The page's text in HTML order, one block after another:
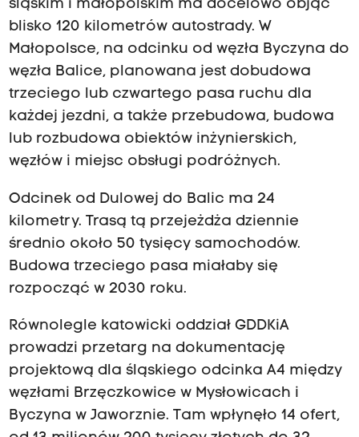
śląskim i małopolskim ma docelowo objąć
blisko 120 kilometrów autostrady. W
Małopolsce, na odcinku od węzła Byczyna do
węzła Balice, planowana jest dobudowa
trzeciego lub czwartego pasa ruchu dla
każdej jezdni, a także przebudowa, budowa
lub rozbudowa obiektów inżynierskich,
węzłów i miejsc obsługi podróżnych.
Odcinek od Dulowej do Balic ma 24
kilometry. Trasą tą przejeżdża dziennie
średnio około 50 tysięcy samochodów.
Budowa trzeciego pasa miałaby się
rozpocząć w 2030 roku.
Równolegle katowicki oddział GDDKiA
prowadzi przetarg na dokumentację
projektową dla śląskiego odcinka A4 między
węzłami Brzęczkowice w Mysłowicach i
Byczyna w Jaworznie. Tam wpłynęło 14 ofert,